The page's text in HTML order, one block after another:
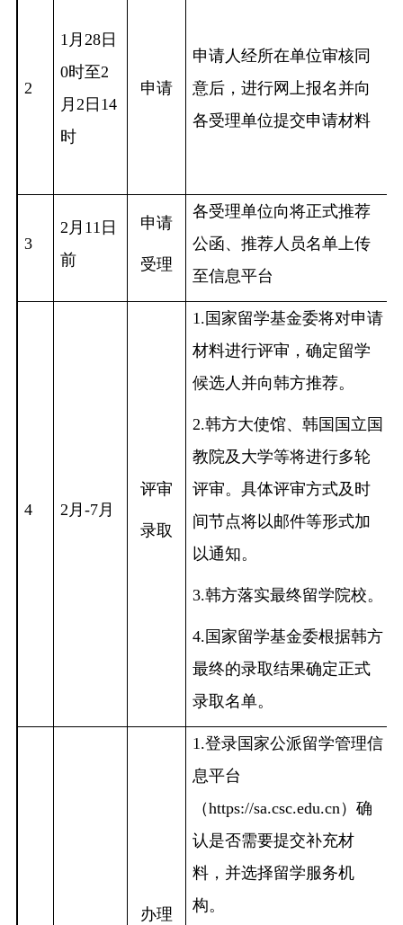
2
1月28日
0时至2
月2日14
时
申请
申请人经所在单位审核同
意后，进行网上报名并向
各受理单位提交申请材料
3
2月11日
前
申请
受理
各受理单位向将正式推荐
公函、推荐人员名单上传
至信息平台
4 2月-7月
评审
录取
1. 国家留学基金委将对申请
材料进行评审，确定留学
候选人并向韩方推荐。
2.韩方大使馆、韩国国立国
教院及大学等将进行多轮
评审。具体评审方式及时
间节点将以邮件等形式加
以通知。
3.韩方落实最终留学院校。
4.国家留学基金委根据韩方
最终的录取结果确定正式
录取名单。
办理
1.登录国家公派留学管理信
息平台
（https://sa.csc.edu.cn）确
认是否需要提交补充材
料，并选择留学服务机
构。